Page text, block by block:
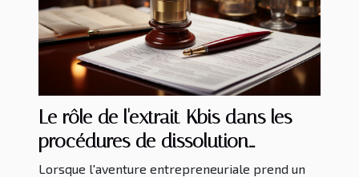
Le rôle de l'extrait Kbis dans les
procédures de dissolution
d'entreprise
Lorsque l'aventure entrepreneuriale prend un